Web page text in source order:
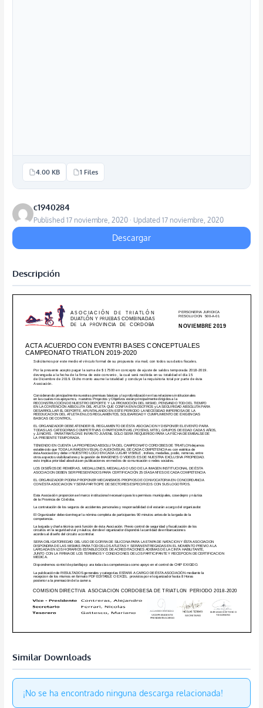
4.00 KB 1 Files
c1940284
Published 17 noviembre, 2020 · Updated 17 noviembre, 2020
Descargar
Descripción
Similar Downloads
¡No se ha encontrado ninguna descarga relacionada!